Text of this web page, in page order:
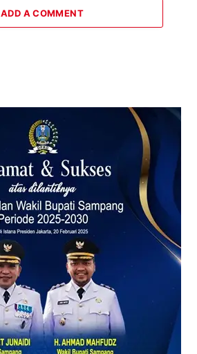
ADD A COMMENT